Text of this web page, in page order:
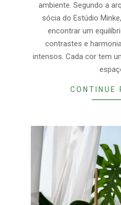
ambiente. Segundo a
sócia do Estúdio
encontrar um
contrastes e
intensos. Cada cor tem
CONTINUE